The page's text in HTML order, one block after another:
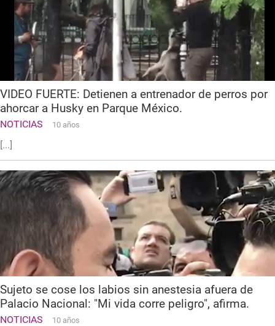
VIDEO FUERTE: Detienen a entrenador de perros por
ahorcar a Husky en Parque México.
NOTICIAS 10 años
[...]
Sujeto se cose los labios sin anestesia afuera de
Palacio Nacional: "Mi vida corre peligro", afirma.
NOTICIAS 10 años